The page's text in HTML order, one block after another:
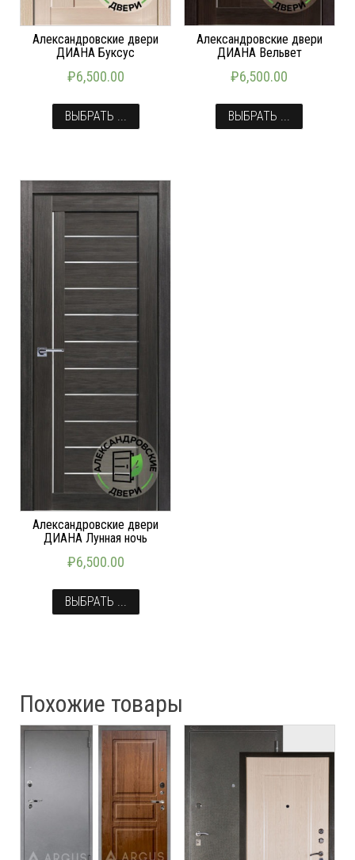
Александровские двери
ДИАНА Буксус
₽6,500.00
ВЫБРАТЬ ...
Александровские двери
ДИАНА Вельвет
₽6,500.00
ВЫБРАТЬ ...
Александровские двери
ДИАНА Лунная ночь
₽6,500.00
ВЫБРАТЬ ...
Похожие товары